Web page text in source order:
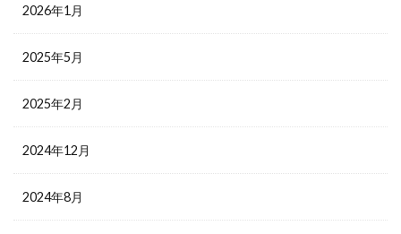
2026年1月
2025年5月
2025年2月
2024年12月
2024年8月